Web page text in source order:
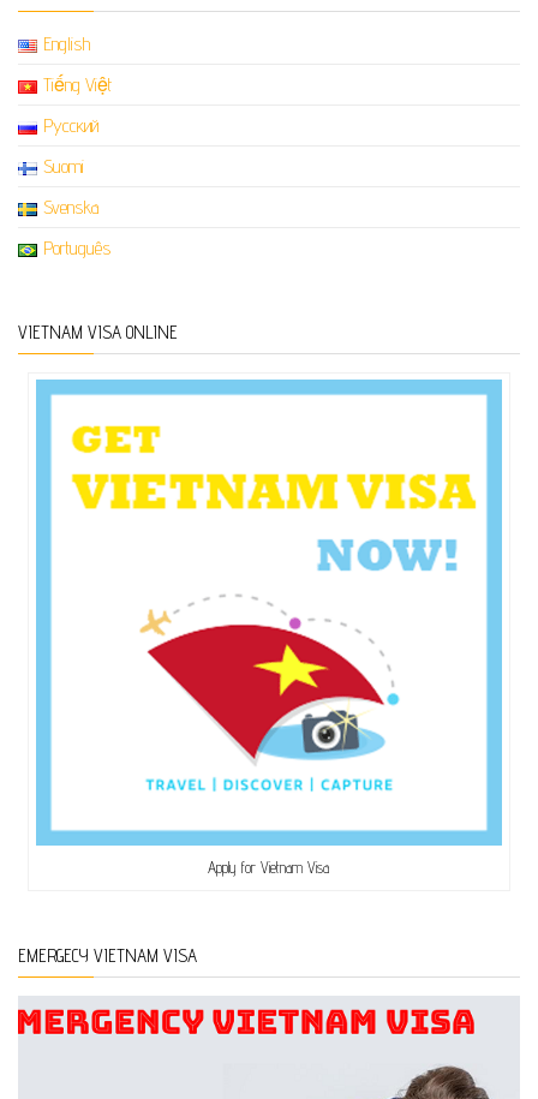
English
Tiếng Việt
Русский
Suomi
Svenska
Português
VIETNAM VISA ONLINE
Apply for Vietnam Visa
EMERGECY VIETNAM VISA